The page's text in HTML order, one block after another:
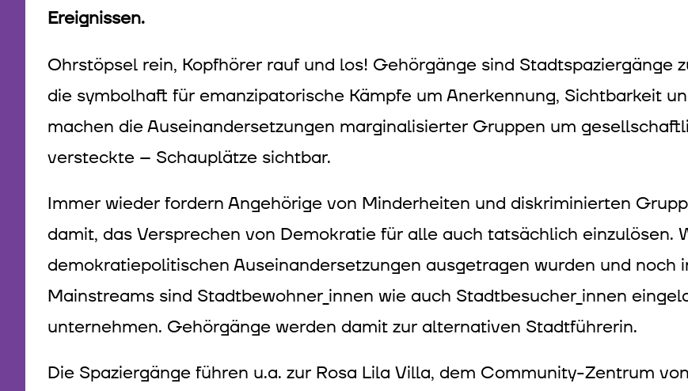
Ereignissen.
Ohrstöpsel rein, Kopfhörer rauf und los! Gehörgänge sind Stadtspaziergänge
die symbolhaft für emanzipatorische Kämpfe um Anerkennung, Sichtbarkeit
machen die Auseinandersetzungen marginalisierter Gruppen um
versteckte – Schauplätze sichtbar.
Immer wieder fordern Angehörige von Minderheiten und diskriminierten
damit, das Versprechen von Demokratie für alle auch tatsächlich einzulösen.
demokratiepolitischen Auseinandersetzungen ausgetragen wurden und noch
Mainstreams sind Stadtbewohner_innen wie auch Stadtbesucher_innen
unternehmen. Gehörgänge werden damit zur alternativen Stadtführerin.
Die Spaziergänge führen u.a. zur Rosa Lila Villa, dem Community-Zentrum